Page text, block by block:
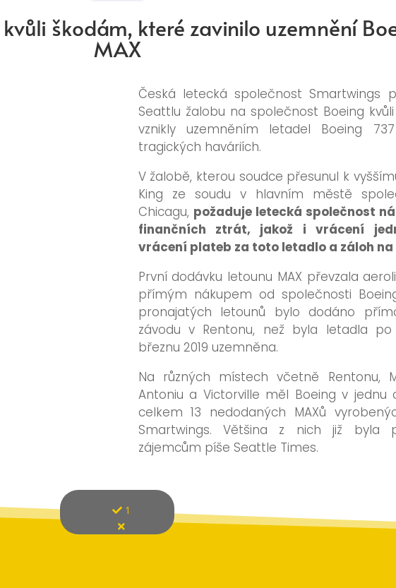
škodám, které zavinilo uzemnění
MAX
Česká letecká společnost Smartwings
Seattlu žalobu na společnost Boeing
vznikly uzemněním letadel Boeing
tragických haváriích.
V žalobě, kterou soudce přesunul k
King ze soudu v hlavním městě
Chicagu, požaduje letecká společnost
finančních ztrát, jakož i vrácení
vrácení plateb za toto letadlo a záloh
První dodávku letounu MAX převzala
přímým nákupem od společnosti
pronajatých letounů bylo dodáno
závodu v Rentonu, než byla letadla
březnu 2019 uzemněna.
Na různých místech včetně Rentonu,
Antoniu a Victorville měl Boeing v jednu
celkem 13 nedodaných MAXů
Smartwings. Většina z nich již byla
zájemcům píše Seattle Times.
1